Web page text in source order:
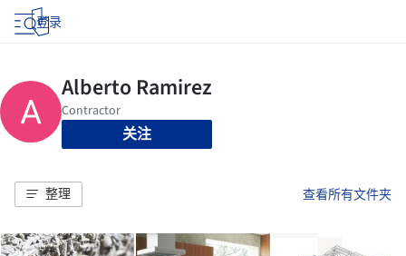
登录
关注
整理 查看所有文件夹